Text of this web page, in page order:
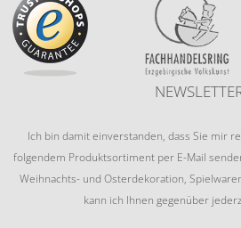
Ich bin damit einverstanden, dass Sie mir
folgendem Produktsortiment per E-Mail
Weihnachts- und Osterdekoration,
kann ich Ihnen gegenüber